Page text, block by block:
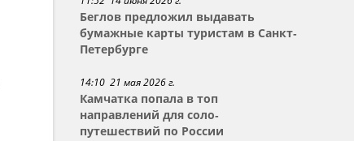
Беглов предложил выдавать
бумажные карты туристам в Санкт-
Петербурге
14:10 21 мая 2026 г.
Камчатка попала в топ
направлений для соло-
путешествий по России